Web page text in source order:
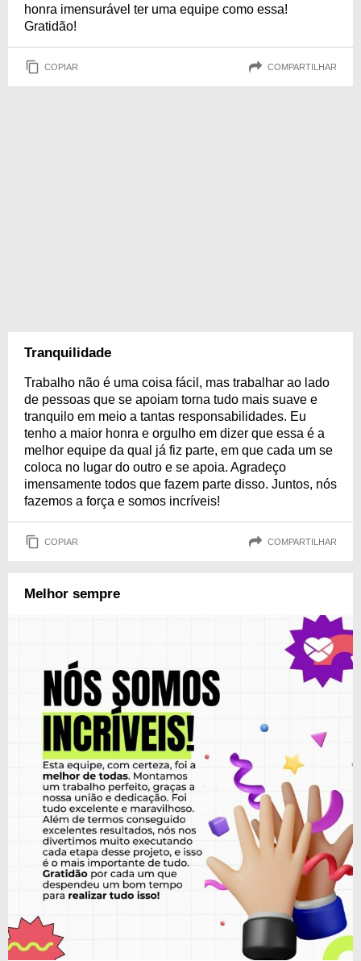
honra imensurável ter uma equipe como essa!
Gratidão!
COPIAR COMPARTILHAR
Tranquilidade
Trabalho não é uma coisa fácil, mas trabalhar ao lado
de pessoas que se apoiam torna tudo mais suave e
tranquilo em meio a tantas responsabilidades. Eu
tenho a maior honra e orgulho em dizer que essa é a
melhor equipe da qual já fiz parte, em que cada um se
coloca no lugar do outro e se apoia. Agradeço
imensamente todos que fazem parte disso. Juntos, nós
fazemos a força e somos incríveis!
COPIAR COMPARTILHAR
Melhor sempre